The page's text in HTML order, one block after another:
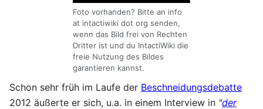
Foto vorhanden? Bitte an info
at intactiwiki dot org senden,
wenn das Bild frei von Rechten
Dritter ist und du IntactiWiki die
freie Nutzung des Bildes
garantieren kannst.
Schon sehr früh im Laufe der Beschneidungsdebatte
2012 äußerte er sich, u.a. in einem Interview in "der